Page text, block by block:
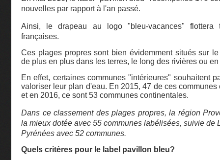
nouvelles par rapport à l'an passé.
Ainsi, le drapeau au logo "bleu-vacances"
françaises.
Ces plages propres sont bien évidemment situés sur
de plus en plus dans les terres, le long des rivières ou
En effet, certaines communes "intérieures" souhaitent
valoriser leur plan d'eau. En 2015, 47 de ces
et en 2016, ce sont 53 communes continentales.
Dans ce classement des plages propres, la région
la mieux dotée avec 55 communes labélisées, suivie de
Pyrénées avec 52 communes.
Quels critères pour le label pavillon bleu?